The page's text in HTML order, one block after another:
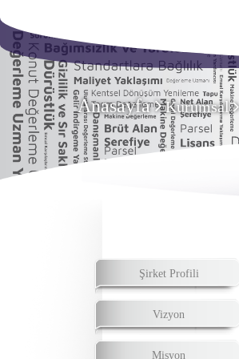
Anasayfa Kurumsal
Şirket Profili
Vizyon
Misyon